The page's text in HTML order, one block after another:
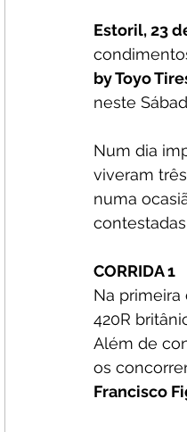
Estoril, 23
by Toyo
neste
Num dia
viveram
numa
CORRIDA 1
Na primeira
420R
Além de
os
Francisco